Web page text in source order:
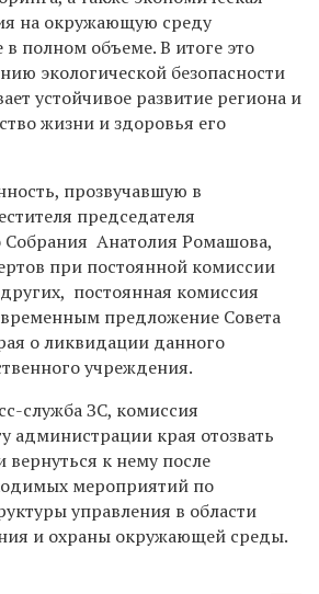
на окружающую среду
в полном объеме. В итоге это
экологической безопасности
устойчивое развитие региона и
жизни и здоровья его
прозвучавшую в
председателя
Собрания Анатолия Ромашова,
при постоянной комиссии
постоянная комиссия
предложение Совета
о ликвидации данного
учреждения.
служба ЗС, комиссия
администрации края отозвать
вернуться к нему после
мероприятий по
управления в области
и охраны окружающей среды.